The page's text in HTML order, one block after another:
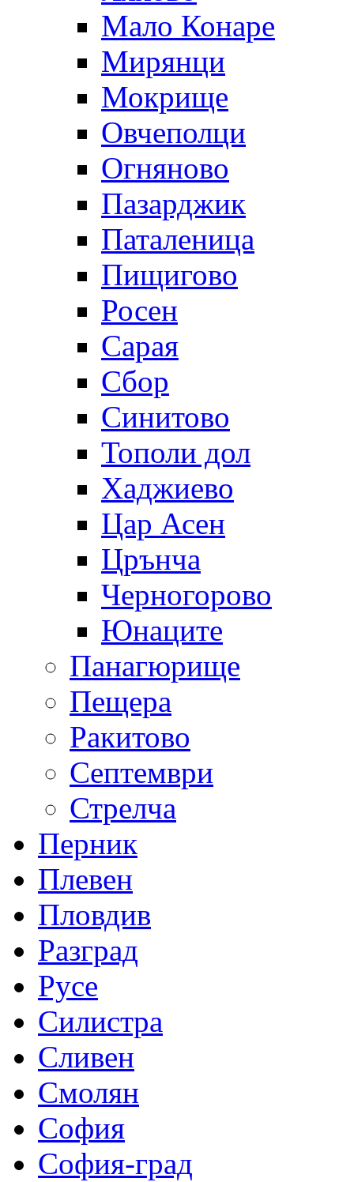
Мало Конаре
Мирянци
Мокрище
Овчеполци
Огняново
Пазарджик
Паталеница
Пищигово
Росен
Сарая
Сбор
Синитово
Тополи дол
Хаджиево
Цар Асен
Црънча
Черногорово
Юнаците
Панагюрище
Пещера
Ракитово
Септември
Стрелча
Перник
Плевен
Пловдив
Разград
Русе
Силистра
Сливен
Смолян
София
София-град